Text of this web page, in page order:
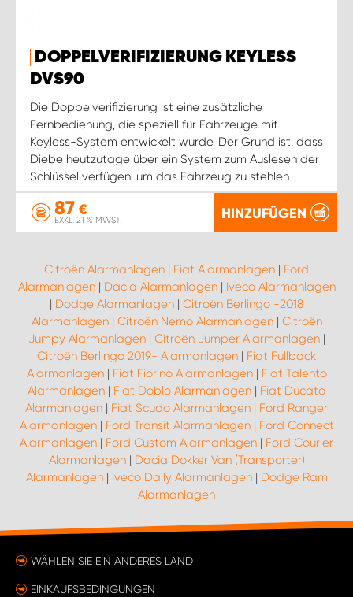
DOPPELVERIFIZIERUNG KEYLESS
DVS90
Die Doppelverifizierung ist eine zusätzliche
Fernbedienung, die speziell für Fahrzeuge mit
Keyless-System entwickelt wurde. Der Grund ist, dass
Diebe heutzutage über ein System zum Auslesen der
Schlüssel verfügen, um das Fahrzeug zu stehlen.
87 €
EXKL. 21 % MWST. HINZUFÜGEN
Citroën Alarmanlagen | Fiat Alarmanlagen | Ford
Alarmanlagen| Dacia Alarmanlagen| Iveco Alarmanlagen
| Dodge Alarmanlagen | Citroën Berlingo -2018
Alarmanlagen| Citroën Nemo Alarmanlagen| Citroën
Jumpy Alarmanlagen| Citroën Jumper Alarmanlagen|
Citroën Berlingo 2019- Alarmanlagen | Fiat Fullback
Alarmanlagen| Fiat Fiorino Alarmanlagen| Fiat Talento
Alarmanlagen | Fiat Doblo Alarmanlagen | Fiat Ducato
Alarmanlagen | Fiat Scudo Alarmanlagen | Ford Ranger
Alarmanlagen| Ford Transit Alarmanlagen| Ford Connect
Alarmanlagen | Ford Custom Alarmanlagen | Ford Courier
Alarmanlagen| Dacia Dokker Van (Transporter)
Alarmanlagen| Iveco Daily Alarmanlagen| Dodge Ram
Alarmanlagen
WÄHLEN SIE EIN ANDERES LAND
EINKAUFSBEDINGUNGEN